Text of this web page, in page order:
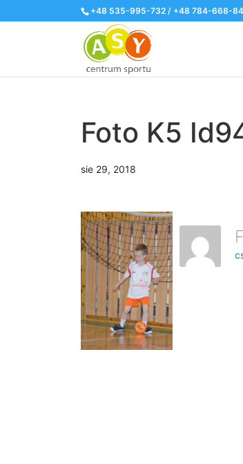
+48 535-995-732 / +48 784-668-
Foto K5
sie 29, 2018